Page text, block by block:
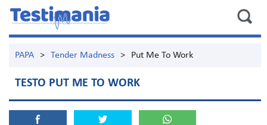
PAPA > Tender Madness > Put Me To Work
TESTO PUT ME TO WORK